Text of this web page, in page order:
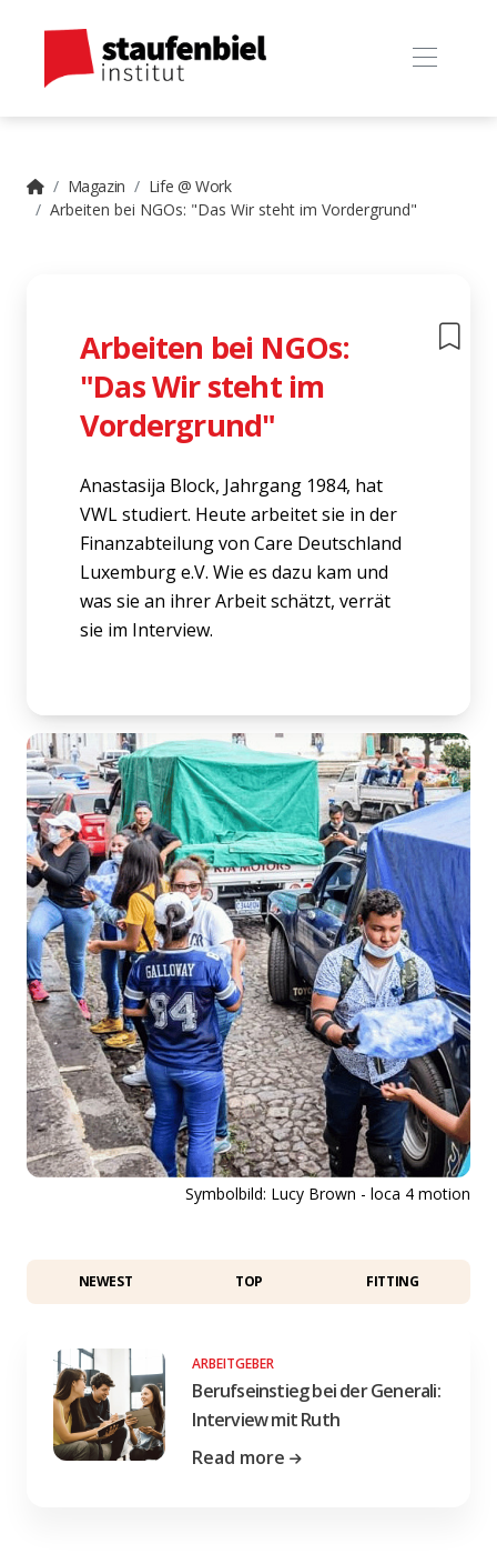
Magazin
Life @ Work
Arbeiten bei NGOs: "Das Wir steht im Vordergrund"
Arbeiten bei NGOs:
"Das Wir steht im
Vordergrund"
Anastasija Block, Jahrgang 1984, hat
VWL studiert. Heute arbeitet sie in der
Finanzabteilung von Care Deutschland
Luxemburg e.V. Wie es dazu kam und
was sie an ihrer Arbeit schätzt, verrät
sie im Interview.
Symbolbild: Lucy Brown - loca 4 motion
NEWEST TOP FITTING
ARBEITGEBER
Berufseinstieg bei der Generali:
Interview mit Ruth
Read more